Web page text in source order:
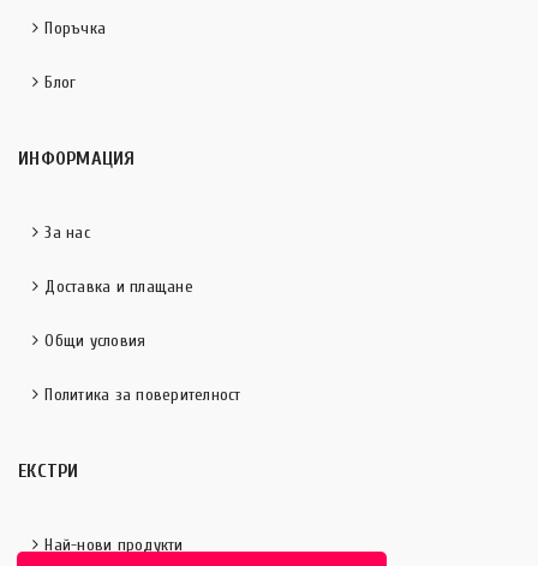
Поръчка
Блог
ИНФОРМАЦИЯ
За нас
Доставка и плащане
Общи условия
Политика за поверителност
ЕКСТРИ
Най-нови продукти